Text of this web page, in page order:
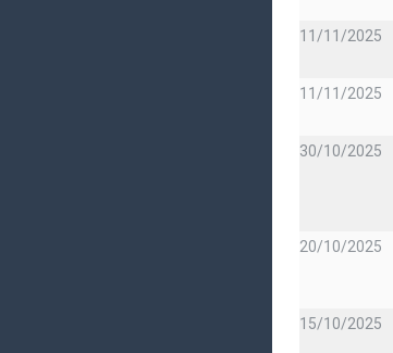
11/11/2025
11/11/2025
30/10/2025
20/10/2025
15/10/2025